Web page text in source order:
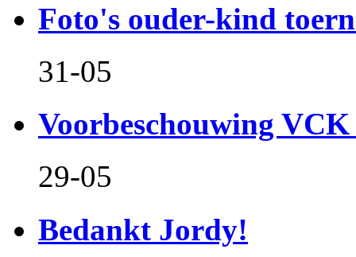
Foto's ouder-kind
31-05
Voorbeschouwing VCK
29-05
Bedankt Jordy!